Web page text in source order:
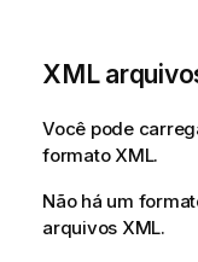
XML
Você pode
formato XML.
Não há um
arquivos XML.